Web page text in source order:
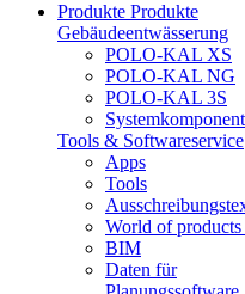
Produkte Produkte
Gebäudeentwässerung
POLO-KAL XS
POLO-KAL NG
POLO-KAL 3S
Tools & Softwareservice
Apps
Tools
World of
BIM
Daten für